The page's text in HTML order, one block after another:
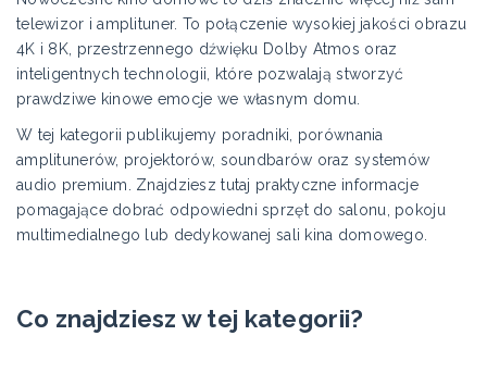
telewizor i amplituner. To połączenie wysokiej jakości obrazu
4K i 8K, przestrzennego dźwięku Dolby Atmos oraz
inteligentnych technologii, które pozwalają stworzyć
prawdziwe kinowe emocje we własnym domu.
W tej kategorii publikujemy poradniki, porównania
amplitunerów, projektorów, soundbarów oraz systemów
audio premium. Znajdziesz tutaj praktyczne informacje
pomagające dobrać odpowiedni sprzęt do salonu, pokoju
multimedialnego lub dedykowanej sali kina domowego.
Co znajdziesz w tej kategorii?